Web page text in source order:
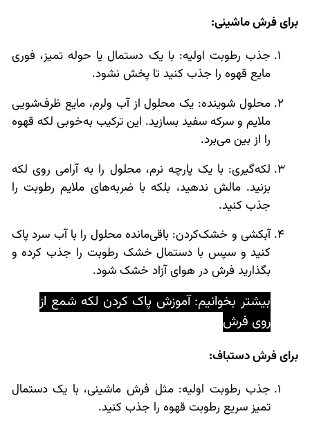
برای فرش ماشینی:
جذب رطوبت اولیه: با یک دستمال یا حوله تمیز، فوری
مایع قهوه را جذب کنید تا پخش نشود.
محلول شوینده: یک محلول از آب ولرم، مایع ظرف‌شویی
ملایم و سرکه سفید بسازید. این ترکیب به‌خوبی لکه قهوه
را از بین می‌برد.
لکه‌گیری: با یک پارچه نرم، محلول را به آرامی روی لکه
بزنید. مالش ندهید، بلکه با ضربه‌های ملایم رطوبت را
جذب کنید.
آبکشی و خشک‌کردن: باقی‌مانده محلول را با آب سرد پاک
کنید و سپس با دستمال خشک رطوبت را جذب کرده و
بگذارید فرش در هوای آزاد خشک شود.
بیشتر بخوانیم: آموزش پاک کردن لکه شمع از
روی فرش
برای فرش دستباف:
جذب رطوبت اولیه: مثل فرش ماشینی، با یک دستمال
تمیز سریع رطوبت قهوه را جذب کنید.